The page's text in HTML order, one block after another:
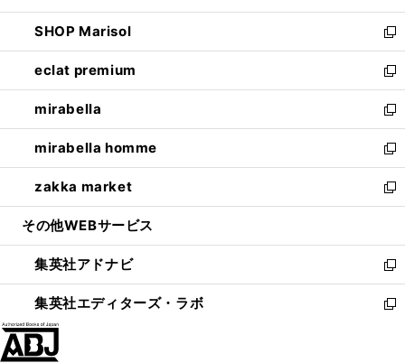
開
く
ウ
で
開
く
ン
ド
ウ
で
開
く
ウ
ィ
ン
ド
ウ
で
開
く
し
い
ウ
ィ
ン
ド
ウ
で
開
く
SHOP Marisol
新
し
い
ウ
ィ
ン
ド
ウ
で
開
eclat premium
新
し
い
ウ
ィ
ン
ド
ウ
開
く
mirabella
新
し
い
ウ
ィ
ン
ウ
で
開
く
mirabella homme
新
し
い
ウ
ン
ド
ウ
で
zakka market
新
し
ウ
ィ
ン
ド
その他WEBサービス
集英社アドナビ
新
し
い
集英社エディターズ・ラボ
新